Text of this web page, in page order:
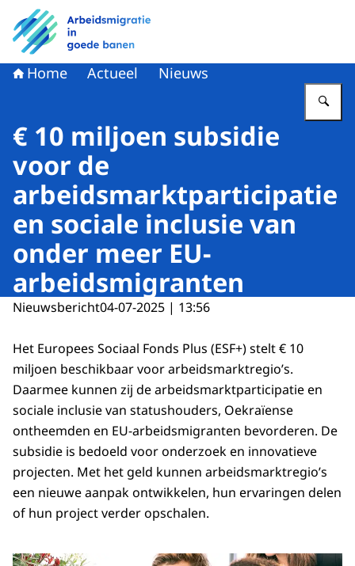
Naar de homepage van Arbeidsmigratie in goede banen
Home Actueel Nieuws
€ 10 miljoen subsidie
voor de
arbeidsmarktparticipatie
en sociale inclusie van
onder meer EU-
arbeidsmigranten
Nieuwsbericht04-07-2025 | 13:56
Het Europees Sociaal Fonds Plus (ESF+) stelt € 10
miljoen beschikbaar voor arbeidsmarktregio’s.
Daarmee kunnen zij de arbeidsmarktparticipatie en
sociale inclusie van statushouders, Oekraïense
ontheemden en EU-arbeidsmigranten bevorderen. De
subsidie is bedoeld voor onderzoek en innovatieve
projecten. Met het geld kunnen arbeidsmarktregio’s
een nieuwe aanpak ontwikkelen, hun ervaringen delen
of hun project verder opschalen.